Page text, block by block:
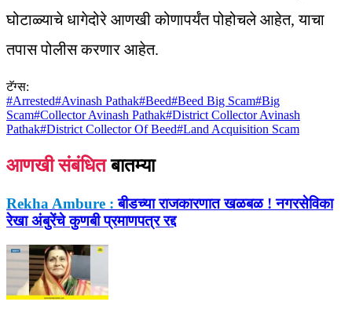
घोटाळ्याचे धागेदोरे आणखी कोणापर्यंत पोहोचले आहेत, याचा
तपास पोलीस करणार आहेत.
टॅग्स:
#Arrested#Avinash Pathak#Beed#Beed Big Scam#Big
Scam#Collector Avinash Pathak#District Collector Avinash
Pathak#District Collector Of Beed#Land Acquisition Scam
आणखी संबंधित बातम्या
Rekha Ambure : बीडच्या राजकारणात खळबळ ! नगरसेविका
रेखा अंबुरेंचे कुणबी प्रमाणपत्र रद्द